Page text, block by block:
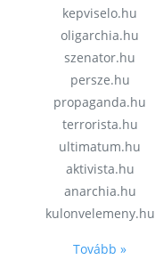
kepviselo.hu
oligarchia.hu
szenator.hu
persze.hu
propaganda.hu
terrorista.hu
ultimatum.hu
aktivista.hu
anarchia.hu
kulonvelemeny.hu
Tovább »